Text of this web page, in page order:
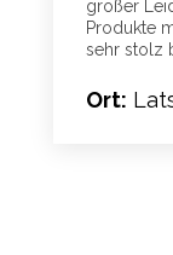
großer
Produkte
sehr stolz
Ort: